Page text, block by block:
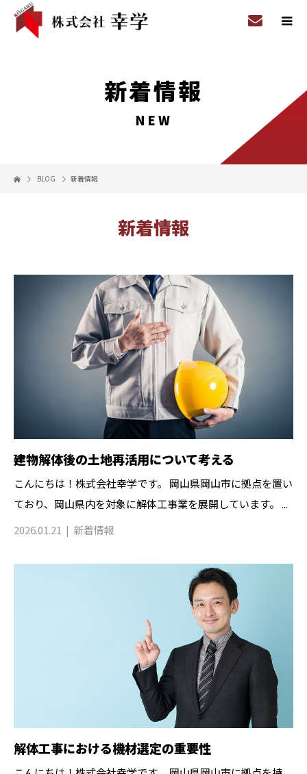
新着情報
NEW
BLOG 新着情報
新着情報
建物解体後の土地再活用について考える
こんにちは！株式会社幸学です。 岡山県岡山市に拠点を置い
ており、岡山県内を対象に解体工事業を展開しています。 ...
2026.01.21
新着情報
解体工事における機材選定の重要性